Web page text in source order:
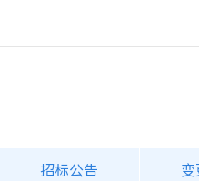
招标公告